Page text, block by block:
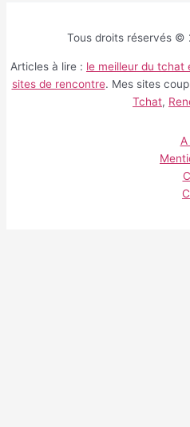
Tous droits réservés ©
Articles à lire : le meilleur du tchat
sites de rencontre. Mes sites
Tchat,
A